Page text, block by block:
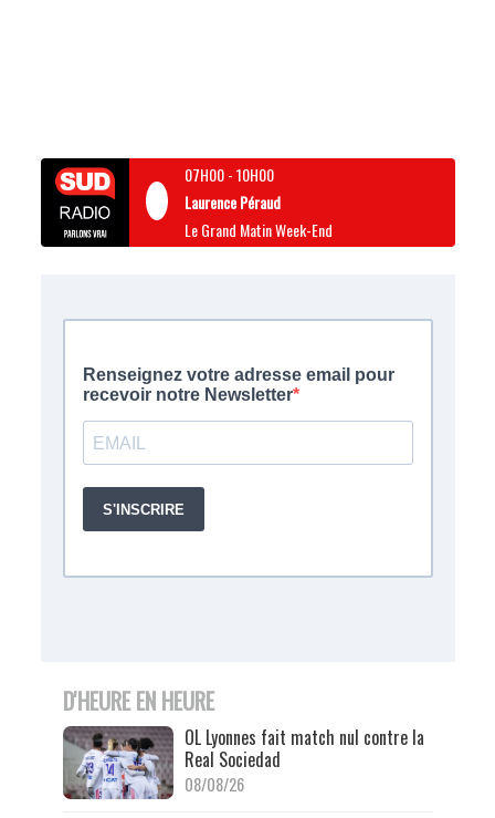
07H00-10H00
Laurence Péraud
Le Grand Matin Week-End
D'HEURE EN HEURE
OL Lyonnes fait match nul contre la
Real Sociedad
08/08/26